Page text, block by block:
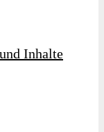
Inhalte